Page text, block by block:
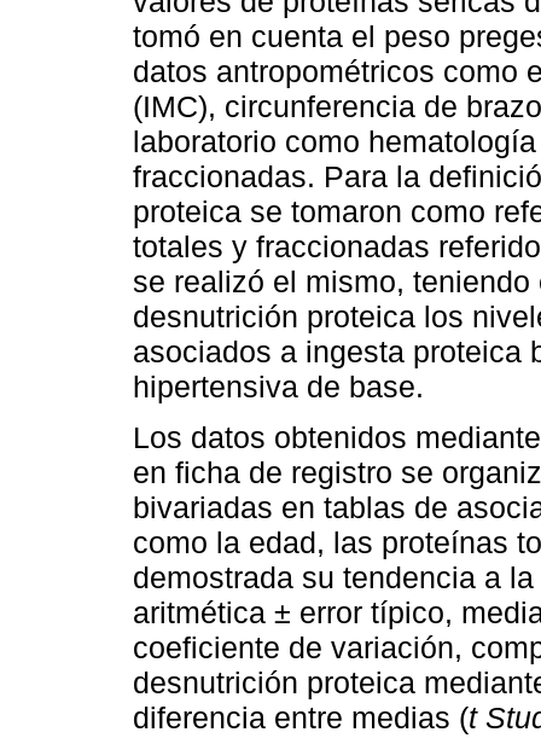
tomó en cuenta el peso
datos antropométricos como
(IMC), circunferencia de
laboratorio como
fraccionadas. Para la
proteica se tomaron como
totales y fraccionadas
se realizó el mismo,
desnutrición proteica los
asociados a ingesta proteica
hipertensiva de base.
Los datos obtenidos
en ficha de registro se
bivariadas en tablas de
como la edad, las proteínas
demostrada su tendencia a
aritmética ± error típico,
coeficiente de variación,
desnutrición proteica
diferencia entre medias (t